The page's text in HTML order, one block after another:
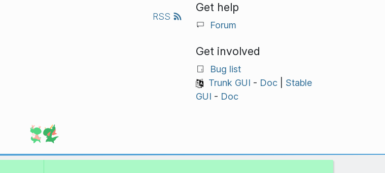
RSS
Get help
Forum
Get involved
Bug list
Trunk GUI - Doc| Stable
GUI - Doc